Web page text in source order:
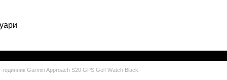
Garmin Approach S20 GPS Golf Watch Black